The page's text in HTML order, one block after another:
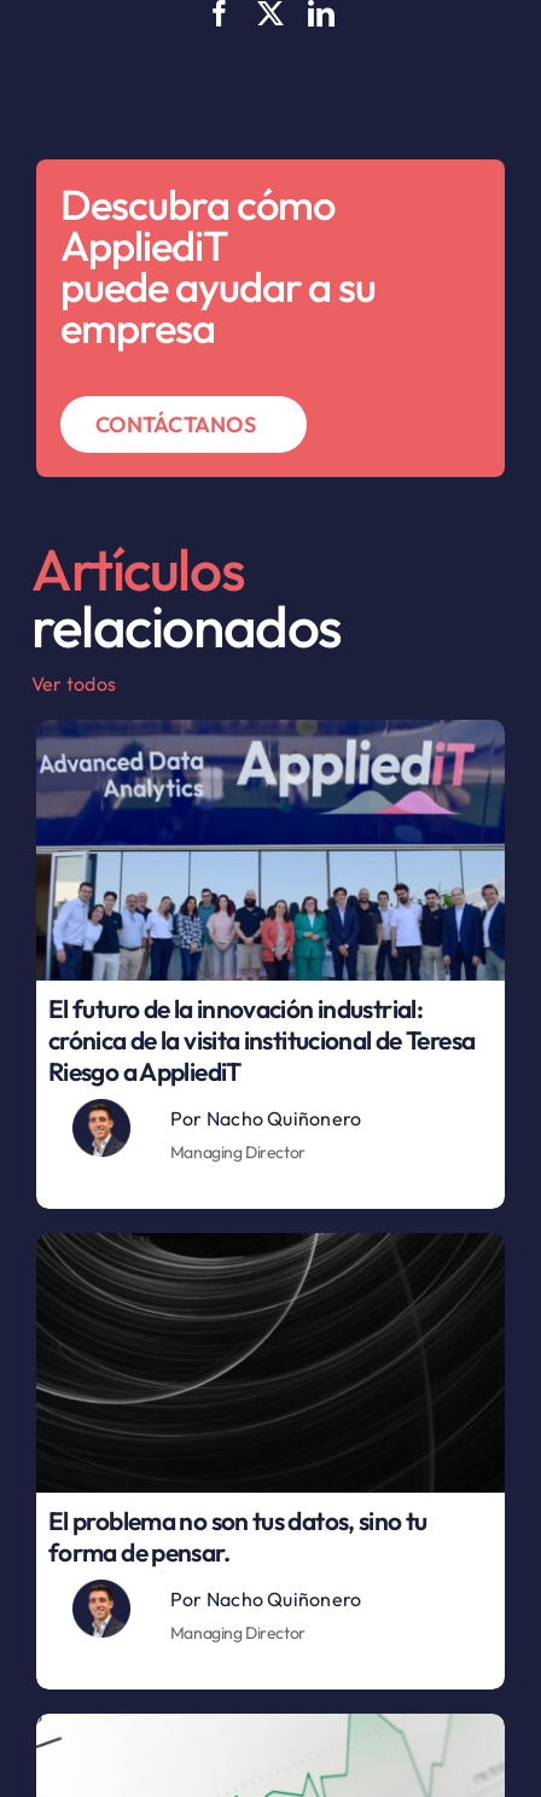
Descubra cómo
AppliediT
puede ayudar a su
empresa
CONTÁCTANOS
Artículos
relacionados
Ver todos
El futuro de la innovación industrial:
crónica de la visita institucional de Teresa
Riesgo a AppliediT
Por Nacho Quiñonero
Managing Director
El problema no son tus datos, sino tu
forma de pensar.
Por Nacho Quiñonero
Managing Director